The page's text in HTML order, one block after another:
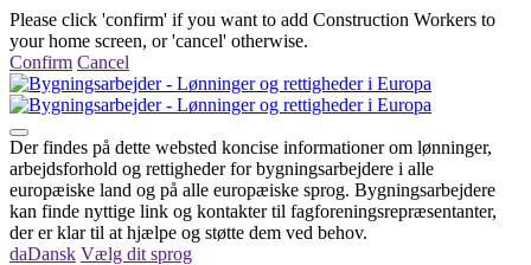
Please click 'confirm' if you want to add Construction Workers to
your home screen, or 'cancel' otherwise.
Confirm Cancel
Der findes på dette websted koncise informationer om lønninger,
arbejdsforhold og rettigheder for bygningsarbejdere i alle
europæiske land og på alle europæiske sprog. Bygningsarbejdere
kan finde nyttige link og kontakter til fagforeningsrepræsentanter,
der er klar til at hjælpe og støtte dem ved behov.
daDansk Vælg dit sprog